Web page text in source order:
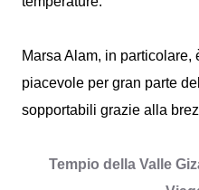
Marsa Alam, in particolare,
piacevole per gran parte
sopportabili grazie alla
Tempio della Valle